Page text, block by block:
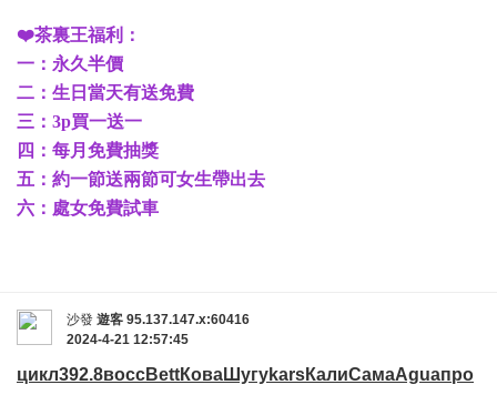
❤️茶裏王福利：
一：永久半價
二：生日當天有送免費
三：3p買一送一
四：每月免費抽獎
五：約一節送兩節可女生帶出去
六：處女免費試車
沙發 遊客 95.137.147.x:60416
2024-4-21 12:57:45
цикл392.8воссBettКоваШугуkarsКалиСамаAguaпро